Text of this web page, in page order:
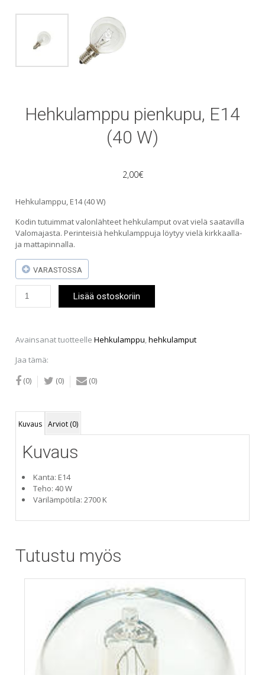
Hehkulamppu pienkupu, E14
(40 W)
2,00€
Hehkulamppu, E14 (40 W)
Kodin tutuimmat valonlähteet hehkulamput ovat vielä saatavilla
Valomajasta. Perinteisiä hehkulamppuja löytyy vielä kirkkaalla-
ja mattapinnalla.
VARASTOSSA
pienkupu,
määrä
Lisää ostoskoriin
Avainsanat tuotteelleHehkulamppu ,hehkulamput
Jaa tämä:
(0) (0) (0)
Kuvaus Arviot (0)
Kuvaus
Kanta: E14
Teho: 40 W
Värilämpötila: 2700 K
Tutustu myös